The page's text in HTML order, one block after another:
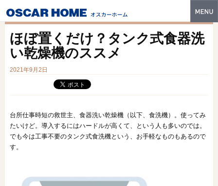
特長
イベント・モデルハウス
建築実例
ほぼ置くだけ？タンク式食器洗
い乾燥機のススメ
2021年9月2日
台所仕事時短の救世主、食器洗い乾燥機（以下、食洗機）。使ってみ
たいけど。導入するにはハードルが高くて、という人も多いのでは。
でも今は工事不要のタンク式食洗機という、お手軽なものもあるので
す。